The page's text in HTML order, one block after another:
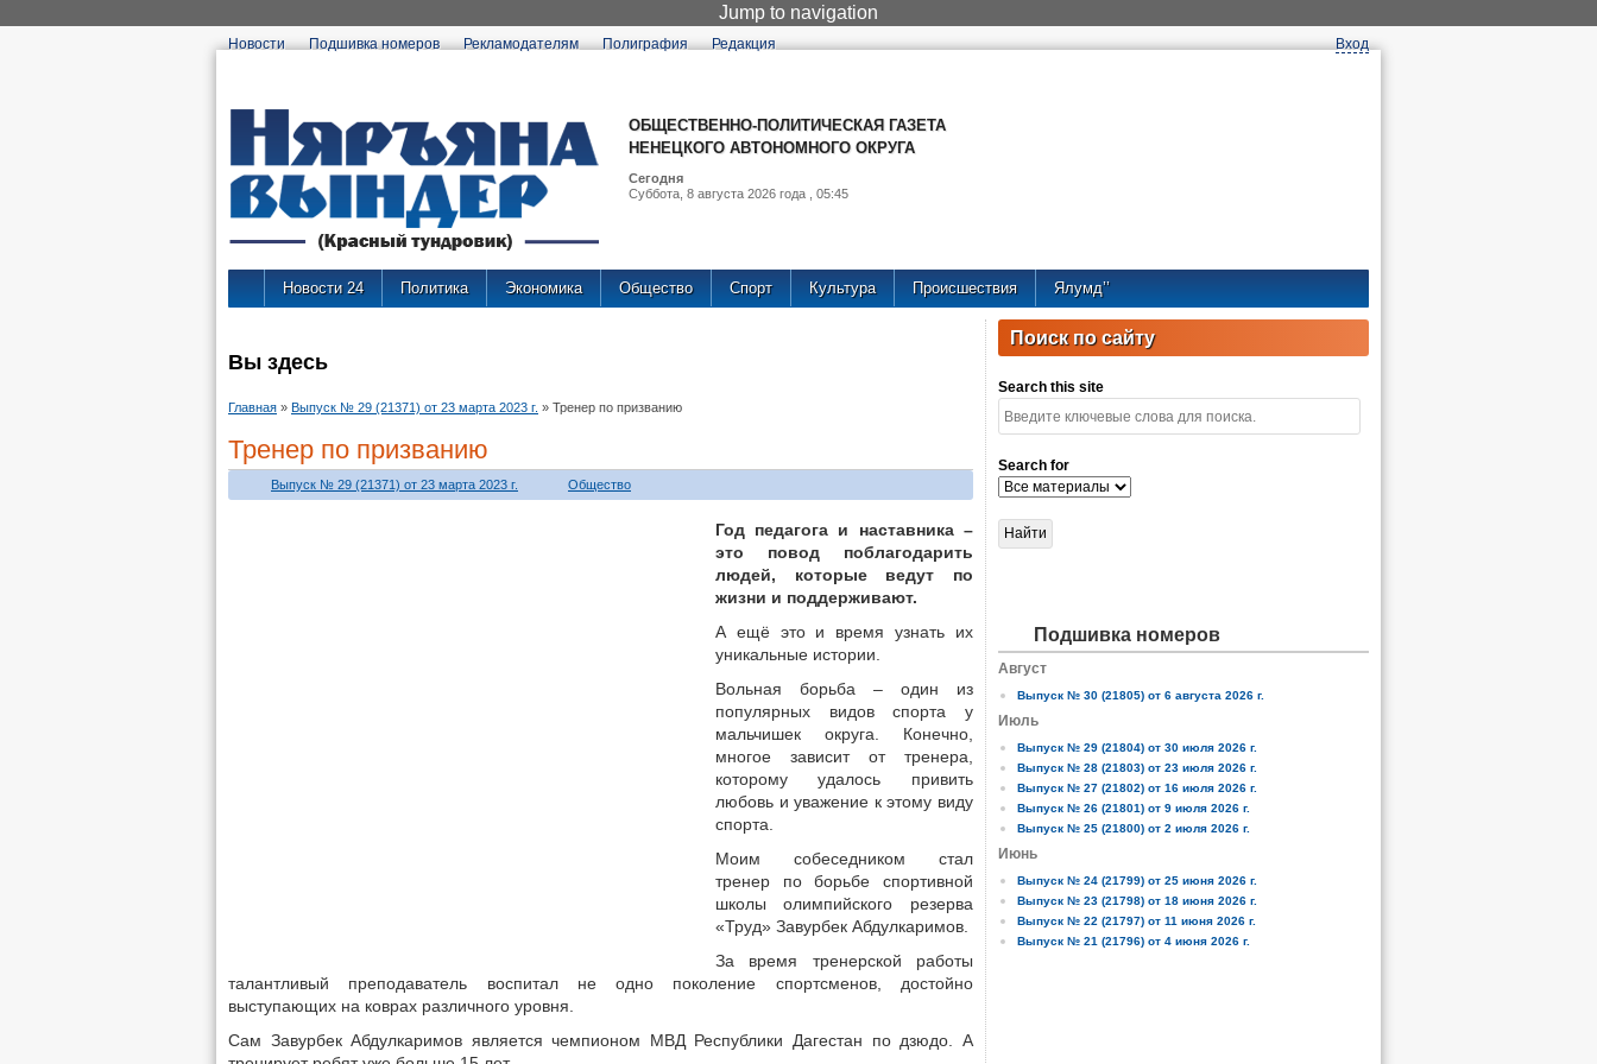
Jump to navigation
Новости Подшивка номеров Рекламодателям Полиграфия Редакция Вход
ОБЩЕСТВЕННО-ПОЛИТИЧЕСКАЯ ГАЗЕТА
НЕНЕЦКОГО АВТОНОМНОГО ОКРУГА
Сегодня
Суббота, 8 августа 2026 года , 05:45
Новости 24 Политика Экономика Общество Спорт Культура Происшествия Ялумд’’
Вы здесь
Главная » Выпуск № 29 (21371) от 23 марта 2023 г. » Тренер по призванию
Тренер по призванию
Выпуск № 29 (21371) от 23 марта 2023 г. Общество
Год педагога и наставника –
это повод поблагодарить
людей, которые ведут по
жизни и поддерживают.
А ещё это и время узнать их
уникальные истории.
Вольная борьба – один из
популярных видов спорта у
мальчишек округа. Конечно,
многое зависит от тренера,
которому удалось привить
любовь и уважение к этому виду
спорта.
Моим собеседником стал
тренер по борьбе спортивной
школы олимпийского резерва
«Труд» Завурбек Абдулкаримов.
За время тренерской работы
талантливый преподаватель воспитал не одно поколение спорт­сменов, достойно
выступающих на коврах различного уровня.
Сам Завурбек Абдулкаримов является чемпионом МВД Респуб­лики Дагестан по дзюдо. А
Поиск по сайту
Search this site
Search for
Подшивка номеров
Август
Выпуск № 30 (21805) от 6 августа 2026 г.
Июль
Выпуск № 29 (21804) от 30 июля 2026 г.
Выпуск № 28 (21803) от 23 июля 2026 г.
Выпуск № 27 (21802) от 16 июля 2026 г.
Выпуск № 26 (21801) от 9 июля 2026 г.
Выпуск № 25 (21800) от 2 июля 2026 г.
Июнь
Выпуск № 24 (21799) от 25 июня 2026 г.
Выпуск № 23 (21798) от 18 июня 2026 г.
Выпуск № 22 (21797) от 11 июня 2026 г.
Выпуск № 21 (21796) от 4 июня 2026 г.